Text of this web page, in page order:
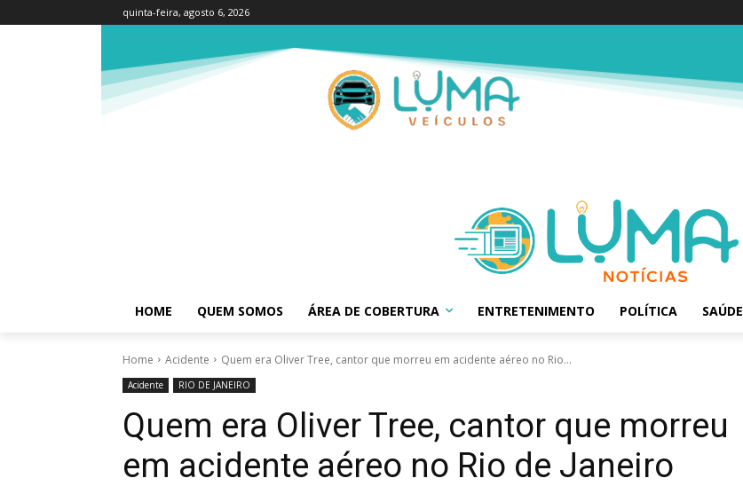
quinta-feira, agosto 6, 2026
HOME QUEM SOMOS ÁREA DE COBERTURA ENTRETENIMENTO POLÍTICA SAÚDE
Home Acidente Quem era Oliver Tree, cantor que morreu em acidente aéreo no Rio...
Acidente RIO DE JANEIRO
Quem era Oliver Tree, cantor que morreu
em acidente aéreo no Rio de Janeiro